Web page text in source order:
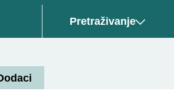
Pretraživanje